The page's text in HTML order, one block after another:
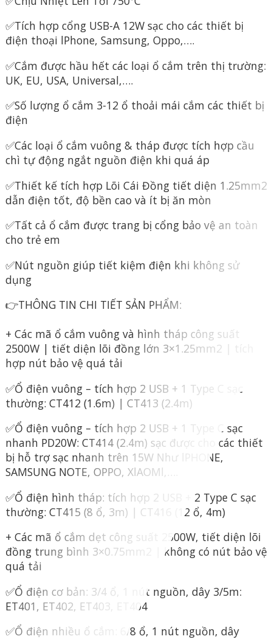
✅Tích hợp cổng USB-A 12W sạc cho các thiết bị
điện thoại lPhone, Samsung, Oppo,….
✅Cắm được hầu hết các loại ổ cắm trên thị trường:
UK, EU, USA, Universal,….
✅Số lượng ổ cắm 3-12 ổ thoải mái cắm các thiết bị
điện
✅Các loại ổ cắm vuông & tháp được tích hợp cầu
chì tự động ngắt nguồn điện khi quá áp
✅Thiết kế tích hợp Lõi Cái Đồng tiết diện 1.25mm2
dẫn điện tốt, độ bền cao và ít bị ăn mòn
✅Tất cả ổ cắm được trang bị cổng bảo vệ an toàn
cho trẻ em
✅Nút nguồn giúp tiết kiệm điện khi không sử
dụng
👉THÔNG TIN CHI TIẾT SẢN PHẨM:
+ Các mã ổ cắm vuông và hình tháp công suất
2500W | tiết diện lõi đồng lớn 3×1.25mm2 | tích
hợp nút bảo vệ quá tải
✅Ổ điện vuông – tích hợp 2 USB + 1 Type C sạc
thường: CT412 (1.6m) | CT413 (2.4m)
✅Ổ điện vuông – tích hợp 2 USB + 1 Type C sạc
nhanh PD20W: CT414 (2.4m) sạc được cho các thiết
bị hỗ trợ sạc nhanh trên 15W Như lPHONE,
SAMSUNG NOTE, OPPO, XlAOMl,….
✅Ổ điện hình tháp: tích hợp 2 USB + 2 Type C sạc
thường: CT415 (8 ổ, 3m) | CT416 (12 ổ, 4m)
+ Các mã ổ cắm dẹt công suất 2500W, tiết diện lõi
đồng trung bình 3×0.75mm2 | không có nút bảo vệ
quá tải
✅Ổ điện cơ bản: 3/4 ổ, 1 nút nguồn, dây 3/5m:
ET401, ET402, ET403, ET404
✅Ổ điện nhiều ổ cắm: 6/8 ổ, 1 nút nguồn, dây